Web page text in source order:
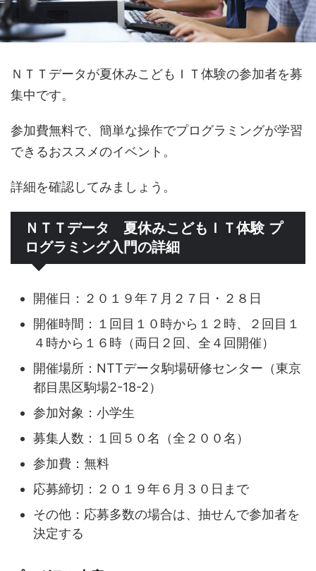
ＮＴＴデータが夏休みこどもＩＴ体験の参加者を募
集中です。
参加費無料で、簡単な操作でプログラミングが学習
できるおススメのイベント。
詳細を確認してみましょう。
ＮＴＴデータ 夏休みこどもＩＴ体験 プ
ログラミング入門の詳細
開催日：２０１９年７月２７日・２８日
開催時間：１回目１０時から１２時、２回目１
４時から１６時（両日２回、全４回開催）
開催場所：NTTデータ駒場研修センター（東京
都目黒区駒場2-18-2）
参加対象：小学生
募集人数：１回５０名（全２００名）
参加費：無料
応募締切：２０１９年６月３０日まで
その他：応募多数の場合は、抽せんで参加者を
決定する